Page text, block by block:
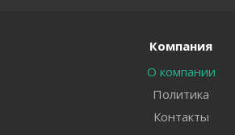
Компания
О компании
Политика
Контакты